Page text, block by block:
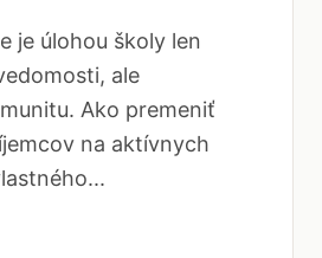
je úlohou školy len
ale
Ako premeniť
na aktívnych